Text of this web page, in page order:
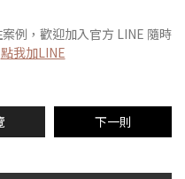
例，歡迎加入官方 LINE 隨時
點我加LINE
下一則